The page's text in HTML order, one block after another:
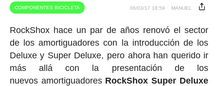
COMPONENTES BICICLETA 06/03/17 18:59 MANUEL
RockShox hace un par de años renovó el sector
de los amortiguadores con la introducción de los
Deluxe y Super Deluxe, pero ahora han querido ir
más allá con la presentación de los
nuevos amortiguadores RockShox Super Deluxe